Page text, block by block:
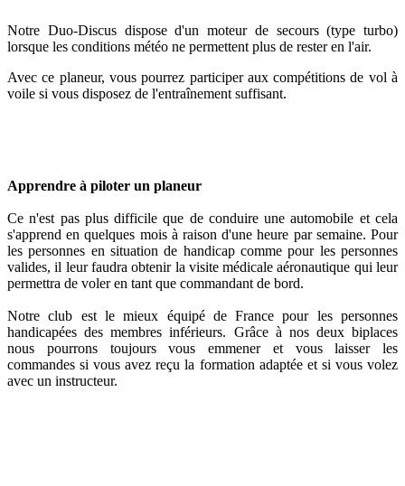
Notre Duo-Discus dispose d'un moteur de secours (type turbo)
lorsque les conditions météo ne permettent plus de rester en l'air.
Avec ce planeur, vous pourrez participer aux compétitions de vol à
voile si vous disposez de l'entraînement suffisant.
Apprendre à piloter un planeur
Ce n'est pas plus difficile que de conduire une automobile et cela
s'apprend en quelques mois à raison d'une heure par semaine. Pour
les personnes en situation de handicap comme pour les personnes
valides, il leur faudra obtenir la visite médicale aéronautique qui leur
permettra de voler en tant que commandant de bord.
Notre club est le mieux équipé de France pour les personnes
handicapées des membres inférieurs. Grâce à nos deux biplaces
nous pourrons toujours vous emmener et vous laisser les
commandes si vous avez reçu la formation adaptée et si vous volez
avec un instructeur.